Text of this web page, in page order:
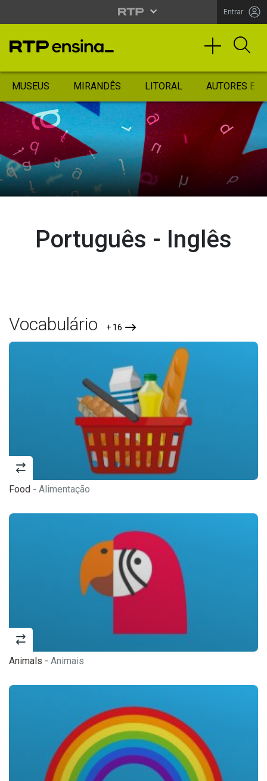
Entrar
MUSEUS MIRANDÊS LITORAL AUTORES
Português - Inglês
Vocabulário + 16
Food - Alimentação
Animals - Animais